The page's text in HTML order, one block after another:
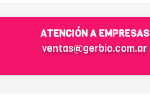
ATENCIÓN A EMPRESAS
ventas@gerbio.com.ar